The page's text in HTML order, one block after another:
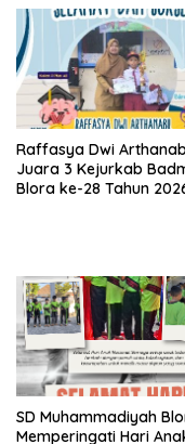
Raffasya Dwi
Juara 3 Kejurkab
Blora ke-28 Tahun
SD Muhammadiyah
Memperingati Hari